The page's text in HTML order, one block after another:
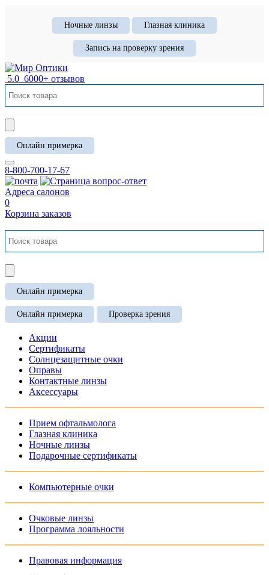
Ночные линзы Глазная клиника
Запись на проверку зрения
5.0 6000+ отзывов
Онлайн примерка
8-800-700-17-67
Адреса салонов
0
Корзина заказов
Онлайн примерка
Онлайн примерка Проверка зрения
Акции
Сертификаты
Солнцезащитные очки
Оправы
Контактные линзы
Аксессуары
Прием офтальмолога
Глазная клиника
Ночные линзы
Подарочные сертификаты
Компьютерные очки
Очковые линзы
Программа лояльности
Правовая информация